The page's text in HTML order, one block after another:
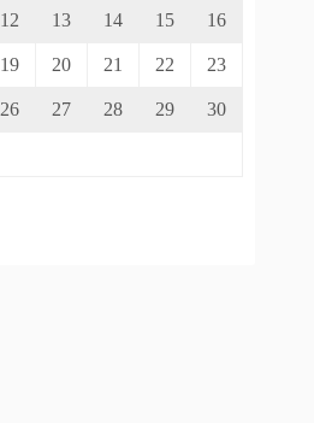
12 13 14 15 16
19 20 21 22 23
26 27 28 29 30